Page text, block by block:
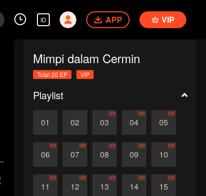
ID APP VIP
Mimpi dalam Cermin
Total 20 EP VIP
Playlist
01 02 03
VIP
04
VIP
05
VIP
06
VIP
07
VIP
08
VIP
09
VIP
10
VIP
11
VIP
12
VIP
13
VIP
14
VIP
15
VIP